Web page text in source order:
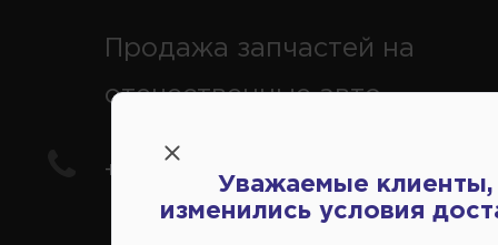
Продажа запчастей на
отечественные авто
+7(978) 206-206-5
Уважаемые клиенты,
изменились условия